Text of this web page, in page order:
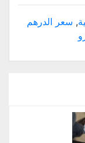
, سعر الدرهم